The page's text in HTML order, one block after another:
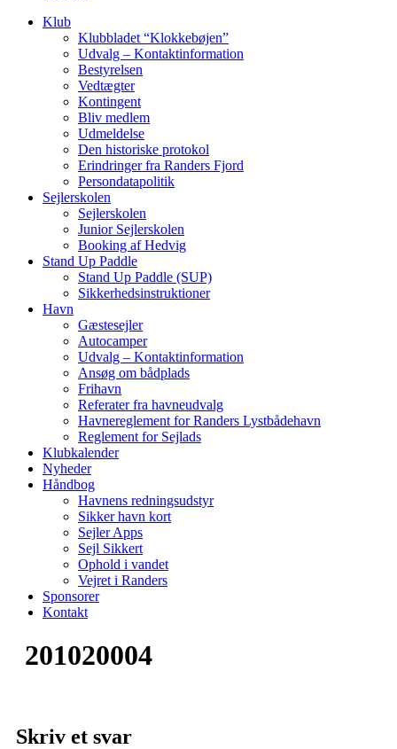
Klub
Klubbladet “Klokkebøjen”
Udvalg – Kontaktinformation
Bestyrelsen
Vedtægter
Kontingent
Bliv medlem
Udmeldelse
Den historiske protokol
Erindringer fra Randers Fjord
Persondatapolitik
Sejlerskolen
Sejlerskolen
Junior Sejlerskolen
Booking af Hedvig
Stand Up Paddle
Stand Up Paddle (SUP)
Sikkerhedsinstruktioner
Havn
Gæstesejler
Autocamper
Udvalg – Kontaktinformation
Ansøg om bådplads
Frihavn
Referater fra havneudvalg
Havnereglement for Randers Lystbådehavn
Reglement for Sejlads
Klubkalender
Nyheder
Håndbog
Havnens redningsudstyr
Sikker havn kort
Sejler Apps
Sejl Sikkert
Ophold i vandet
Vejret i Randers
Sponsorer
Kontakt
201020004
Skriv et svar